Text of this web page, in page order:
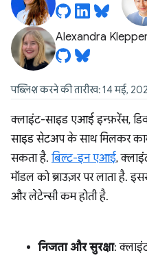
Alexandra
पब्लिश करने की तारीख: 14 मई,
क्लाइंट-साइड एआई इन्फ़रेंस,
साइड सेटअप के साथ मिलकर
सकता है. बिल्ट-इन एआई,
मॉडल को ब्राउज़र पर लाता है.
और लेटेन्सी कम होती है.
निजता और सुरक्षा: